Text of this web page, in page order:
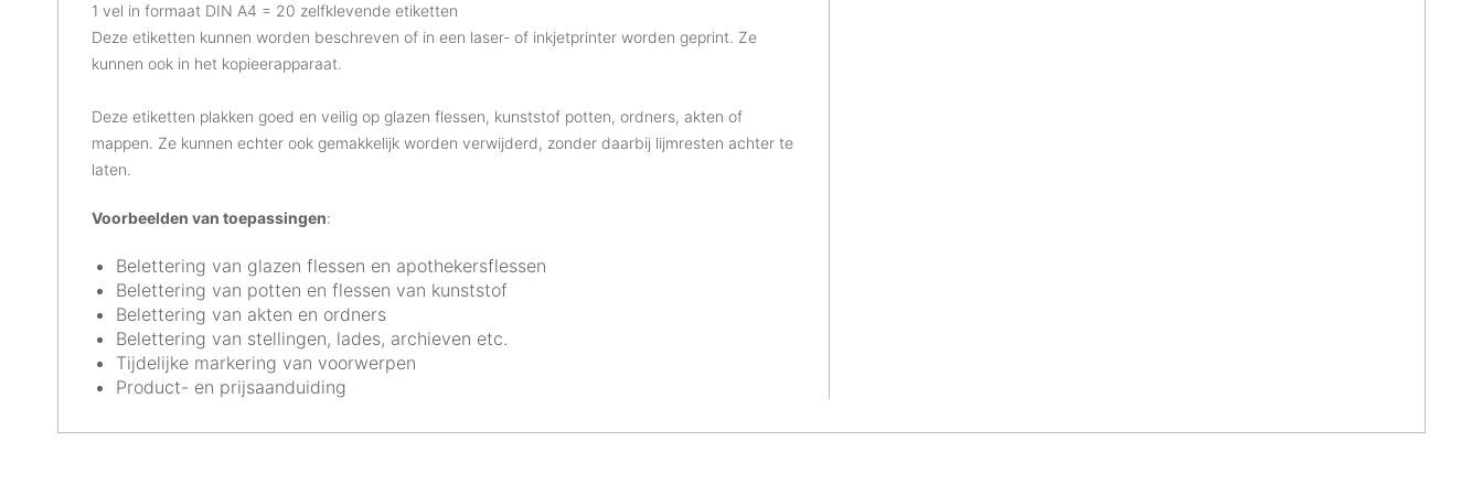
1 vel in formaat DIN A4 = 20 zelfklevende etiketten
Deze etiketten kunnen worden beschreven of in een laser- of inkjetprinter worden geprint. Ze
kunnen ook in het kopieerapparaat.
Deze etiketten plakken goed en veilig op glazen flessen, kunststof potten, ordners, akten of
mappen. Ze kunnen echter ook gemakkelijk worden verwijderd, zonder daarbij lijmresten achter te
laten.
Voorbeelden van toepassingen:
Belettering van glazen flessen en apothekersflessen
Belettering van potten en flessen van kunststof
Belettering van akten en ordners
Belettering van stellingen, lades, archieven etc.
Tijdelijke markering van voorwerpen
Product- en prijsaanduiding